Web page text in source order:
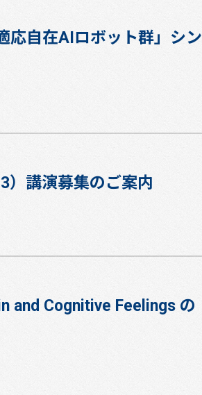
応自在AIロボット群」シン
）講演募集のご案内
and Cognitive Feelings の